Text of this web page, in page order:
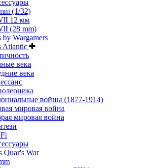
(1/32)
12 мм
(28 mm)
by Wargamers
Atlantic
века
века
войны (1877-1914)
мировая война
мировая война
Quar's War